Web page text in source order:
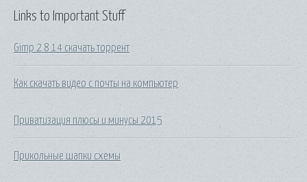
Links to Important Stuff
Gimp 2 8 14 скачать торрент
Как скачать видео с почты на компьютер
Приватизация плюсы и минусы 2015
Прикольные шапки схемы